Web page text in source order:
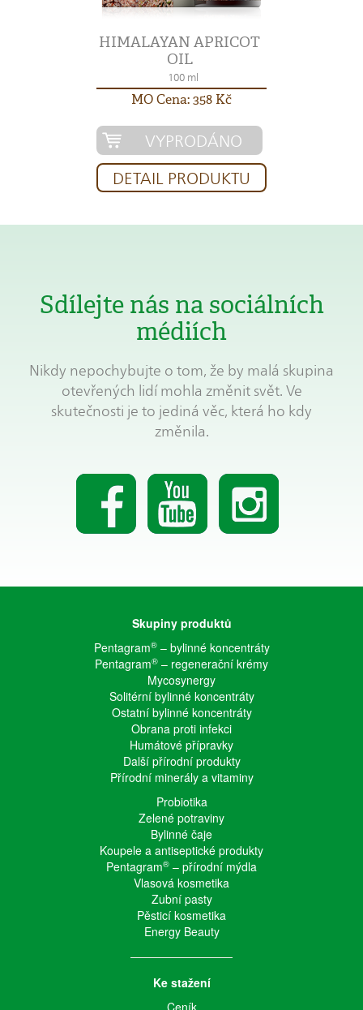
HIMALAYAN APRICOT
OIL
100 ml
MO Cena: 358 Kč
VYPRODÁNO
DETAIL PRODUKTU
Sdílejte nás na sociálních
médiích
Nikdy nepochybujte o tom, že by malá skupina
otevřených lidí mohla změnit svět. Ve
skutečnosti je to jediná věc, která ho kdy
změnila.
Skupiny produktů
Pentagram®– bylinné koncentráty
Pentagram® – regenerační krémy
Mycosynergy
Solitérní bylinné koncentráty
Ostatní bylinné koncentráty
Obrana proti infekci
Humátové přípravky
Další přírodní produkty
Přírodní minerály a vitaminy
Probiotika
Zelené potraviny
Bylinné čaje
Koupele a antiseptické produkty
Pentagram® – přírodní mýdla
Vlasová kosmetika
Zubní pasty
Pěsticí kosmetika
Energy Beauty
Ke stažení
Ceník